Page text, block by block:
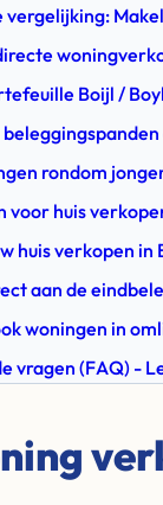
vergelijking:
Boijl /
rondom
voor huis
huis verkopen in
aan de
woningen in
vragen (FAQ) -